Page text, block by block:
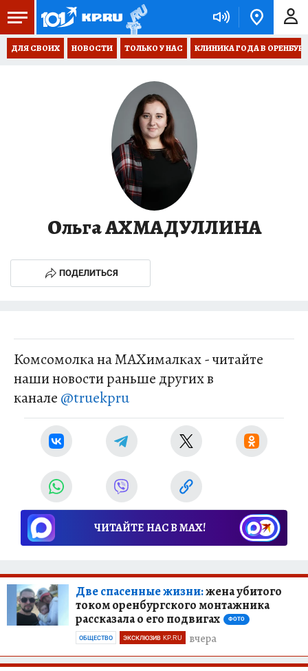
ДЛЯ СВОИХ НОВОСТИ ТОЛЬКО У НАС КЛИНИКА ГОДА В
Ольга АХМАДУЛЛИНА
ПОДЕЛИТЬСЯ
Комсомолка на MAXималках - читайте
наши новости раньше других в
канале @truekpru
ЧИТАЙТЕ НАС В МАХ!
Две спасенные жизни:жена убитого
током оренбургского монтажника
рассказала о его подвигах
ФОТО
вчера
ОБЩЕСТВО ЭКСКЛЮЗИВ KP.RU